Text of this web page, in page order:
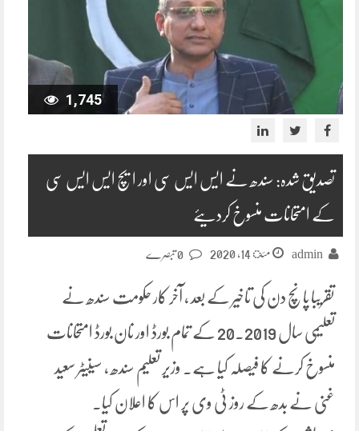
1,745
تصدیق شدہ: سندھ نے ایس ایس سی اور ایچ ایس ایس سی
کے امتحانات منسوخ کردیئے
admin مئ 14, 2020
تقریبا پانچ دن کی تاخیر کے بعد ، آخر کار حکومت سندھ نے
تعلیمی سال 2019۔20 کے تمام بورڈ اور نان بورڈ امتحانات
منسوخ کرنے کا فیصلہ کیا ہے۔ وزیر تعلیم سندھ ، سینیٹر سعید
غنی نے بدھ کے روز ٹی وی پر اس کا اعلان کیا۔